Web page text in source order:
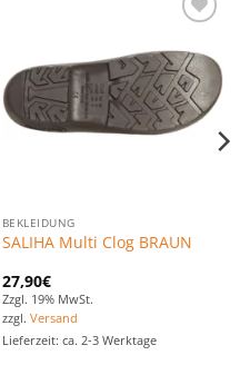
Favoriten
hinzufügen
BEKLEIDUNG
SALIHA Multi Clog BRAUN
27,90€
Zzgl. 19% MwSt.
zzgl. Versand
Lieferzeit: ca. 2-3 Werktage